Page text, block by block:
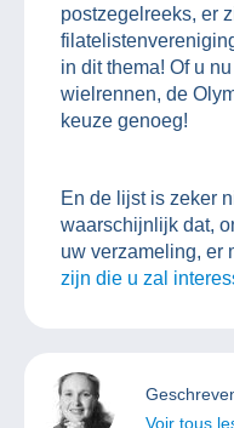
postzegelreeks, er
in dit thema! Of u
wielrennen, de
keuze genoeg!
En de lijst is zeker
waarschijnlijk dat,
uw verzameling, er
zijn die u zal
Voir tous